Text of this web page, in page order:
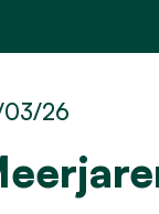
03/26